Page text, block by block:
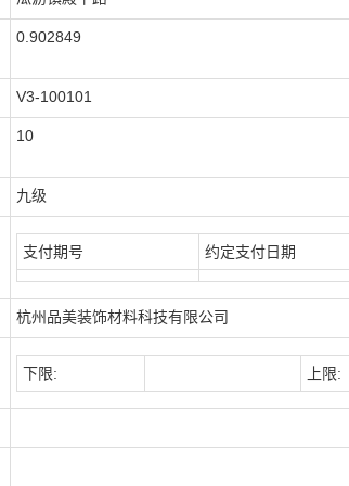
0.902849
V3-100101
10
九级
支付期号 约定支付日期
杭州品美装饰材料科技有限公司
下限: 上限: